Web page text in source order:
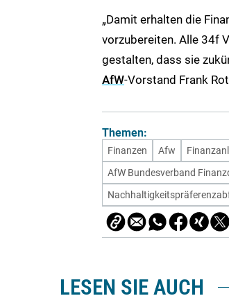
„Damit erhalten die
vorzubereiten. Alle 34f
gestalten, dass sie
AfW-Vorstand Frank
Themen:
Finanzen Afw
AfW Bundesverband
LESEN SIE AUCH